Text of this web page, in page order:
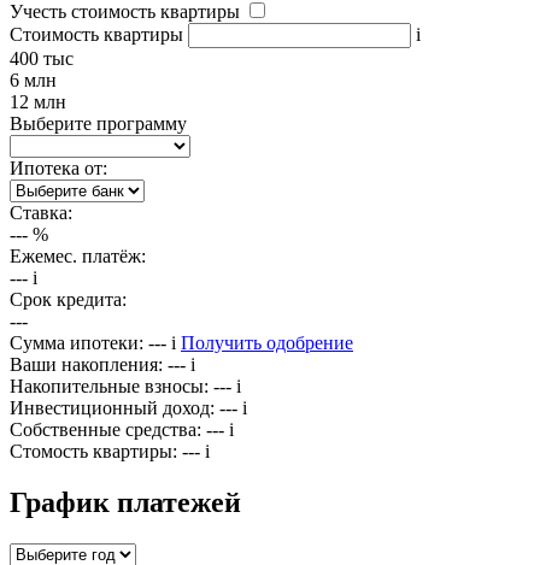
Учесть стоимость квартиры
Стоимость квартиры
i
400 тыс
6 млн
12 млн
Выберите программу
Ипотека от:
Ставка:
--- %
Ежемес. платёж:
--- i
Срок кредита:
---
Сумма ипотеки: --- i Получить одобрение
Ваши накопления: --- i
Накопительные взносы: --- i
Инвестиционный доход: --- i
Собственные средства: --- i
Стомость квартиры: --- i
График платежей